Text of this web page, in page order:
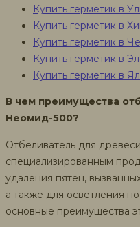
Купить герметик в
Купить герметик в
Купить герметик в
Купить герметик в
Купить герметик в
В чем преимущества
Неомид-500?
Отбеливатель для
специализированным
удаления пятен,
а также для осветления
основные преимущества